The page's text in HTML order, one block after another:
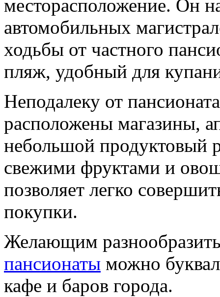
месторасположение. Он
автомобильных
ходьбы от частного
пляж, удобный для
Неподалеку от
расположены магазины,
небольшой продуктовый
свежими фруктами и
позволяет легко
покупки.
Желающим
пансионаты можно
кафе и баров города.